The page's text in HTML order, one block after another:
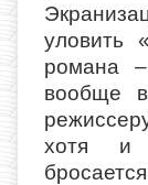
уловить
романа
вообще
хотя и